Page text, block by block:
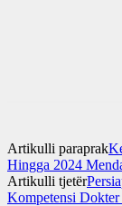
Artikulli paraprak
Hingga 2024
Artikulli tjetër
Kompetensi Dokter